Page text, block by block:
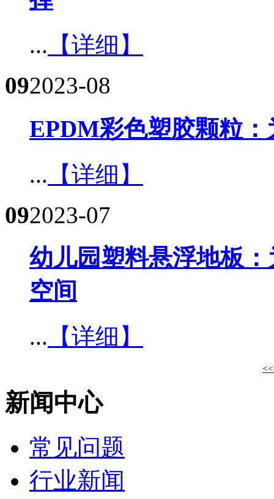
... 【详细】
092023-08
EPDM彩色塑胶颗粒
... 【详细】
092023-07
幼儿园塑料悬浮地板
空间​
... 【详细】
<<
新闻中心
常见问题
行业新闻